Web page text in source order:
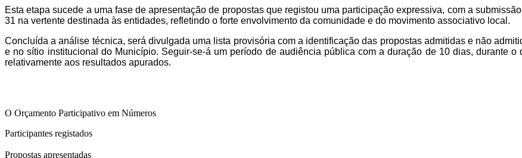
Esta etapa sucede a uma fase de apresentação de propostas que registou uma participação expressiva, com a
31 na vertente destinada às entidades, refletindo o forte envolvimento da comunidade e do movimento associativo local.
Concluída a análise técnica, será divulgada uma lista provisória com a identificação das propostas admitidas e não
e no sítio institucional do Município. Seguir-se-á um período de audiência pública com a duração de 10 dias, durante
relativamente aos resultados apurados.
O Orçamento Participativo em Números
Participantes registados
Propostas apresentadas